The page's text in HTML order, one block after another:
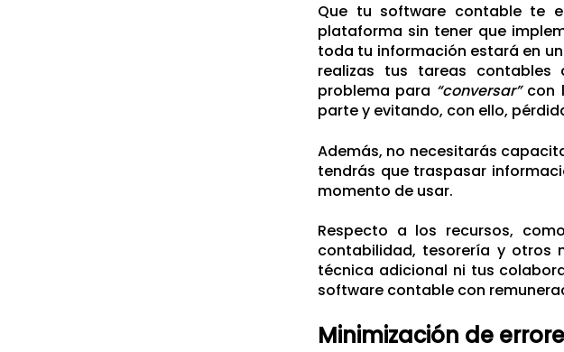
Que tu software contable te
plataforma sin tener que
toda tu información estará en
realizas tus tareas
problema para “conversar”con
parte y evitando, con ello,
Además, no necesitarás
tendrás que traspasar
momento de usar.
Respecto a los recursos,
contabilidad, tesorería y otros
técnica adicional ni tus
software contable con
Minimización de